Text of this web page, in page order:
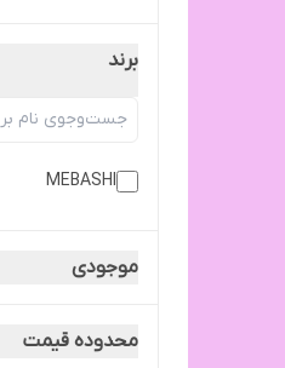
برند
MEBASHI
موجودی
محدوده قیمت